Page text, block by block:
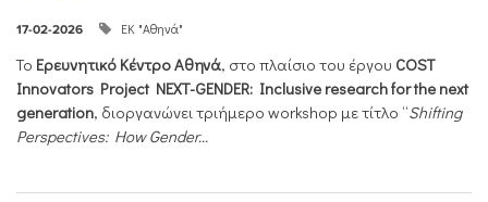
17-02-2026 ΕΚ "Αθηνά"
Το Ερευνητικό Κέντρο Αθηνά, στο πλαίσιο του έργου COST
Innovators Project NEXT-GENDER: Inclusive research for the next
generation, διοργανώνει τριήμερο workshop με τίτλο “Shifting
Perspectives: How Gender...